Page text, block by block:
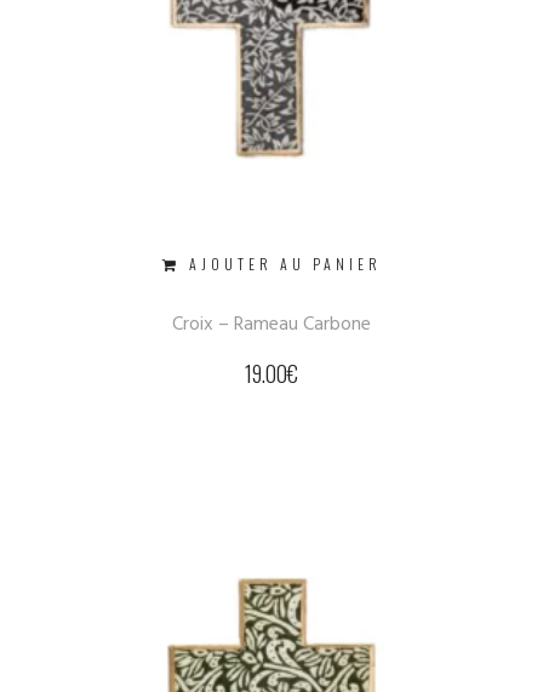
AJOUTER AU PANIER
Croix – Rameau Carbone
19.00€